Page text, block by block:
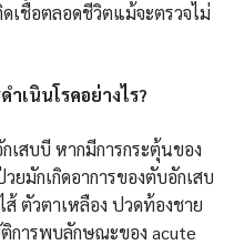
เชื้อตลอดชีวิตแม้จะตรวจไม่
เนินโรคอย่างไร?
เสบบี หากมีการกระตุ้นของ
ยมักเกิดอาการของตับอักเสบ
ตัวตาเหลือง ปวดท้องชาย
การพบลักษณะของ acute